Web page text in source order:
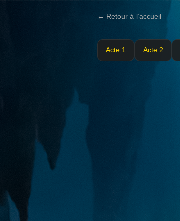
← Retour à l’accueil
Acte 1 Acte 2